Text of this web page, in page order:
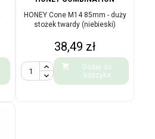
HONEY Cone M14 85mm - duży
stożek twardy (niebieski)
Cena
38,49 zł

Dodaj do
koszyka